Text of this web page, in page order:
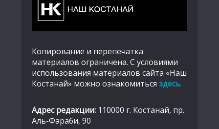
Копирование и перепечатка
материалов ограничена. С условиями
использования материалов сайта «Наш
Костанай» можно ознакомиться здесь.
Адрес редакции: 110000 г. Костанай, пр.
Аль-Фараби, 90